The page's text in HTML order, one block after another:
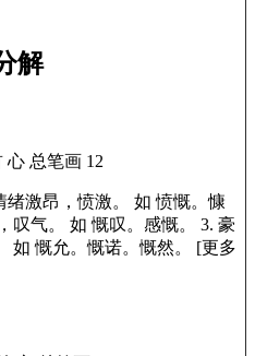
解
心 总笔画 12
绪激昂，愤激。 如 愤慨。慷
叹气。 如 慨叹。感慨。 3. 豪
如 慨允。慨诺。慨然。
[更多